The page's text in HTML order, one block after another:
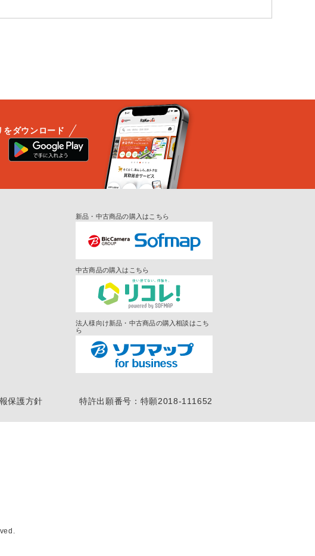
をダウンロード
新品・中古商品の購入はこちら
中古商品の購入はこちら
法人様向け新品・中古商品の購入相談はこち
ら
保護方針 特許出願番号：特願2018-111652